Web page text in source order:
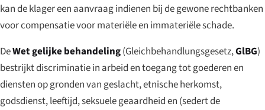
kan de klager een aanvraag indienen bij de gewone rechtbanken
voor compensatie voor materiële en immateriële schade.
DeWet gelijke behandeling(Gleichbehandlungsgesetz,GlBG)
bestrijkt discriminatie in arbeid en toegang tot goederen en
diensten op gronden van geslacht, etnische herkomst,
godsdienst, leeftijd, seksuele geaardheid en (sedert de